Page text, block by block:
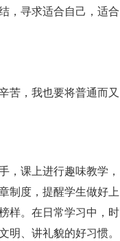
，寻求适合自己，适合
，我也要将普通而又
课上进行趣味教学，
制度，提醒学生做好上
样。在日常学习中，时
明、讲礼貌的好习惯。